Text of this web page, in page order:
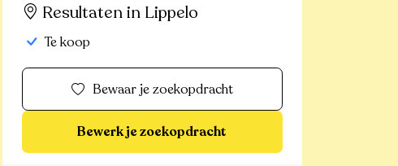
Resultaten in Lippelo
Te koop
Bewaar je zoekopdracht
Bewerk je zoekopdracht